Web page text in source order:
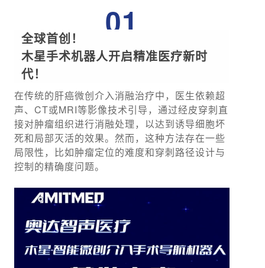
01
全球首创！
木星手术机器人开启精准医疗新时
代！
在传统的肝癌微创介入消融治疗中，医生依赖超
声、CT或MRI等影像技术引导，通过经皮穿刺直
接对肿瘤组织进行消融处理，以达到诱导细胞坏
死和局部灭活的效果。然而，这种方法存在一些
局限性，比如肿瘤定位的难度和穿刺路径设计与
控制的精确度问题。